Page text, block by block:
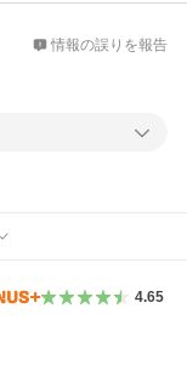
情報の誤りを報告
4.65